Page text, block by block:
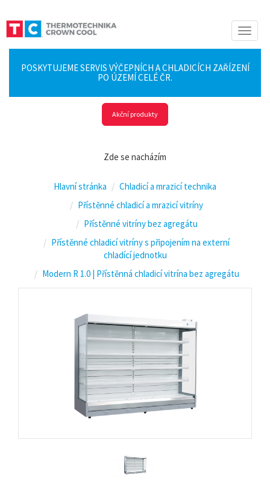
Toggle
POSKYTUJEME SERVIS VÝČEPNÍCH A CHLADICÍCH ZAŘÍZENÍ
PO ÚZEMÍ CELÉ ČR.
Akční produkty
Zde se nacházím
Hlavní stránka
Chladicí a mrazicí technika
Přístěnné chladicí a mrazicí vitríny
Přístěnné vitríny bez agregátu
Přístěnné chladicí vitríny s připojením na externí
chladící jednotku
Modern R 1.0 | Přístěnná chladicí vitrína bez agregátu